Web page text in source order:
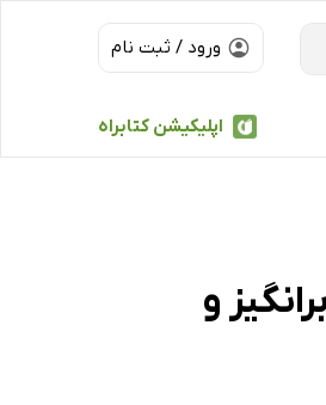
ورود / ثبت نام
اپلیکیشن کتابراه
و